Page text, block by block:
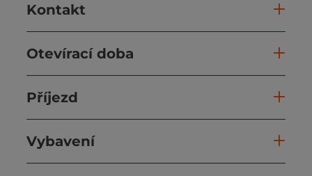
Kontakt
Otevírací doba
Příjezd
Vybavení